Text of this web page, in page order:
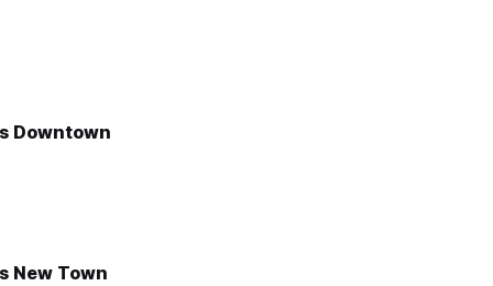
Downtown
New Town